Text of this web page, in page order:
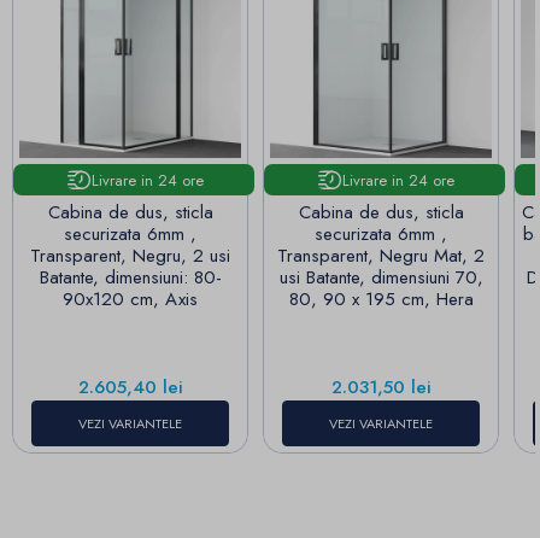
Livrare in 24 ore
Cabina de dus, sticla
securizata 6mm ,
Transparent, Negru, 2 usi
Batante, dimensiuni: 80-
90x120 cm, Axis
Pret
2.605,40 lei
VEZI VARIANTELE
Livrare in 24 ore
Cabina de dus, sticla
securizata 6mm ,
Transparent, Negru Mat, 2
usi Batante, dimensiuni 70,
80, 90 x 195 cm, Hera
Pret
2.031,50 lei
VEZI VARIANTELE